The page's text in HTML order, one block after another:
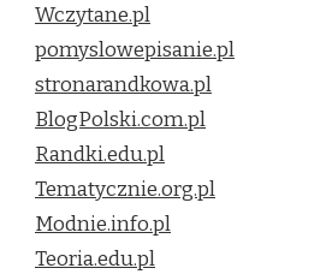
Wczytane.pl
pomyslowepisanie.pl
stronarandkowa.pl
BlogPolski.com.pl
Randki.edu.pl
Tematycznie.org.pl
Modnie.info.pl
Teoria.edu.pl